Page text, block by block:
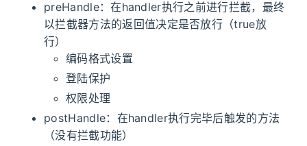
preHandle：在handler执行之前进行拦截，最终
以拦截器方法的返回值决定是否放行（true放
行）
编码格式设置
登陆保护
权限处理
postHandle：在handler执行完毕后触发的方法
（没有拦截功能）